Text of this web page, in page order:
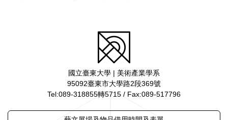
國立臺東大學 | 美術產業學系
95092臺東市大學路2段369號
Tel:089-318855轉5715 / Fax:089-517796